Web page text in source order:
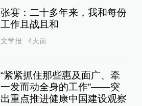
张赛：二十多年来，我和每份
工作且战且和
文学报 4天前
“紧紧抓住那些惠及面广、牵
一发而动全身的工作”——突
出重点推进健康中国建设观察